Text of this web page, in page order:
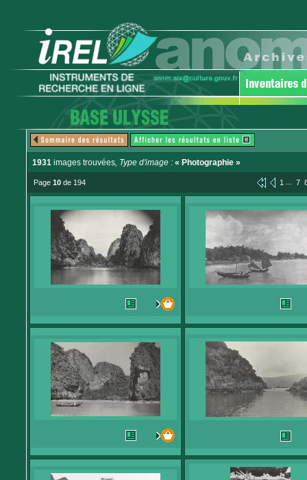
1931 images trouvées, Type d'image : « Photographie »
Page 10 de 194 1 ... 7